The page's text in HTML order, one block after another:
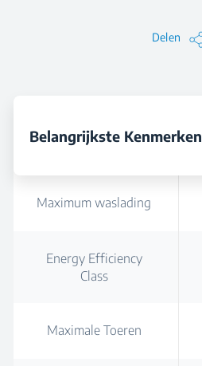
Delen
Belangrijkste Kenmerken
Maximum waslading
Energy Efficiency
Class
Maximale Toeren